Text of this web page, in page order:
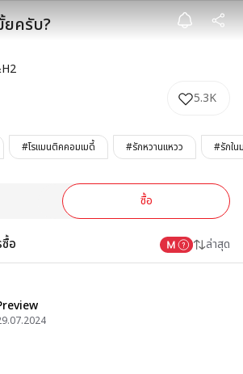
คุณคือทันกุนใช่
ครับ?
5.3K
#โรแมนติคคอมเมดี้ #รักหวานแหวว #รักใน
ซื้อ
อ ล่าสุด